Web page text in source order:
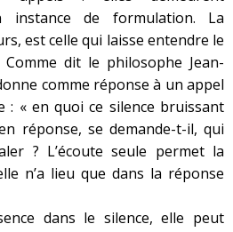
instance de formulation. La
est celle qui laisse entendre le
dit le philosophe Jean-
comme réponse à un appel
: « en quoi ce silence bruissant
réponse, se demande-t-il, qui
? L’écoute seule permet la
n’a lieu que dans la réponse
le silence, elle peut